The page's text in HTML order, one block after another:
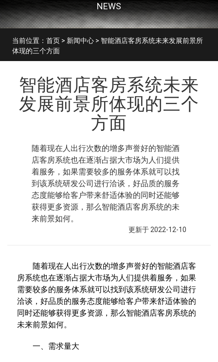
NEWS
当前位置： 首页 > 新闻中心 > 智能酒店客房系统未来发展前景所
体现的三个方面
智能酒店客房系统未来
发展前景所体现的三个
方面
随着现在人出行次数的增多声誉好的智能酒
店客房系统也在逐渐占据大市场为人们提供
着服务，如果需要较多的服务体系就可以找
到该系统研发公司进行洽谈，好品质的服务
态度能够给客户带来舒适体验的同时还能够
获得更多资源，那么智能酒店客房系统的未
来前景如何。
更新于 2022-12-10
随着现在人出行次数的增多声誉好的智能酒店客
房系统也在逐渐占据大市场为人们提供着服务，如果
需要较多的服务体系就可以找到该系统研发公司进行
洽谈，好品质的服务态度能够给客户带来舒适体验的
同时还能够获得更多资源，那么智能酒店客房系统的
未来前景如何。
一、需求量大